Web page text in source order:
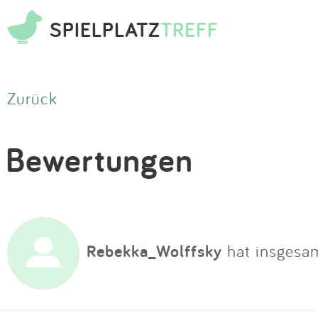
SPIELPLATZTREFF
Zurück
Bewertungen
Rebekka_Wolffsky hat